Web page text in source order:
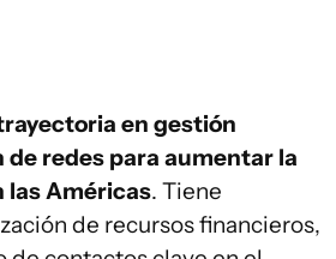
en gestión
redes para aumentar la
las Américas. Tiene
de recursos financieros,